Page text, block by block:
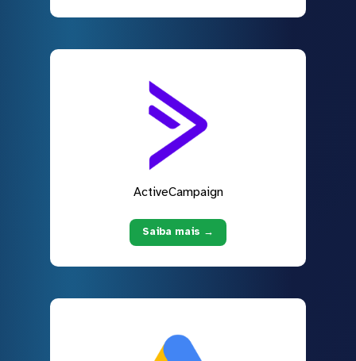
ActiveCampaign
Saiba mais →